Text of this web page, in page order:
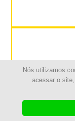
Nós utilizamos
acessar o